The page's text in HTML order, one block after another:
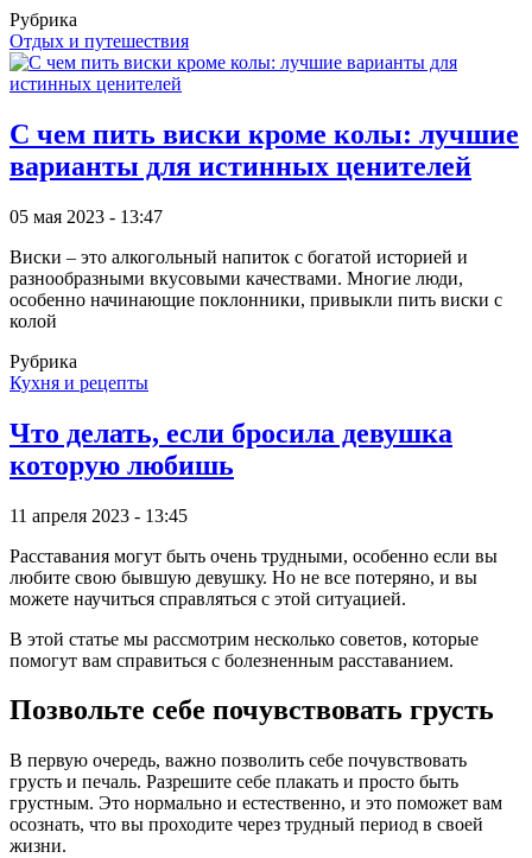
Рубрика
Отдых и путешествия
С чем пить виски кроме колы: лучшие
варианты для истинных ценителей
05 мая 2023 - 13:47
Виски – это алкогольный напиток с богатой историей и
разнообразными вкусовыми качествами. Многие люди,
особенно начинающие поклонники, привыкли пить виски с
колой
Рубрика
Кухня и рецепты
Что делать, если бросила девушка
которую любишь
11 апреля 2023 - 13:45
Расставания могут быть очень трудными, особенно если вы
любите свою бывшую девушку. Но не все потеряно, и вы
можете научиться справляться с этой ситуацией.
В этой статье мы рассмотрим несколько советов, которые
помогут вам справиться с болезненным расставанием.
Позвольте себе почувствовать грусть
В первую очередь, важно позволить себе почувствовать
грусть и печаль. Разрешите себе плакать и просто быть
грустным. Это нормально и естественно, и это поможет вам
осознать, что вы проходите через трудный период в своей
жизни.